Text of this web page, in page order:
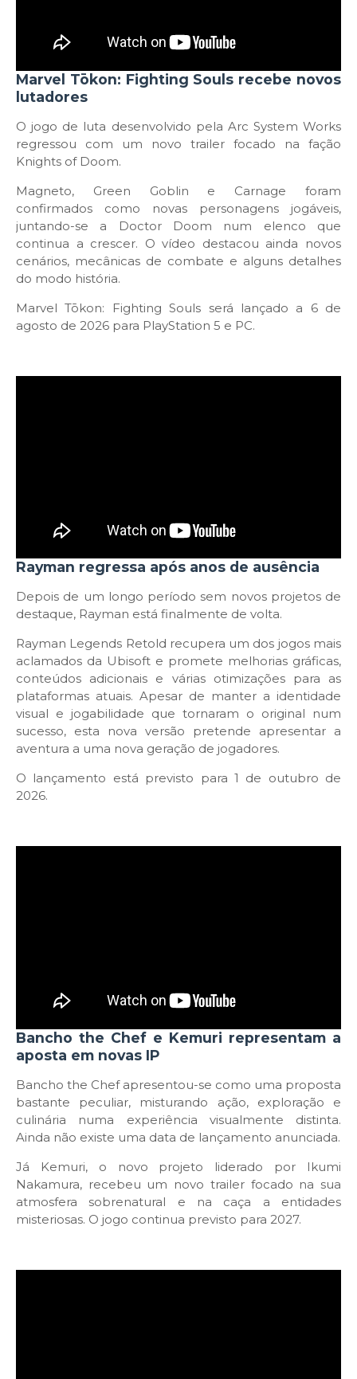
Marvel Tōkon: Fighting Souls recebe novos
lutadores
O jogo de luta desenvolvido pela Arc System Works
regressou com um novo trailer focado na fação
Knights of Doom.
Magneto, Green Goblin e Carnage foram
confirmados como novas personagens jogáveis,
juntando-se a Doctor Doom num elenco que
continua a crescer. O vídeo destacou ainda novos
cenários, mecânicas de combate e alguns detalhes
do modo história.
Marvel Tōkon: Fighting Souls será lançado a 6 de
agosto de 2026 para PlayStation 5 e PC.
Rayman regressa após anos de ausência
Depois de um longo período sem novos projetos de
destaque, Rayman está finalmente de volta.
Rayman Legends Retold recupera um dos jogos mais
aclamados da Ubisoft e promete melhorias gráficas,
conteúdos adicionais e várias otimizações para as
plataformas atuais. Apesar de manter a identidade
visual e jogabilidade que tornaram o original num
sucesso, esta nova versão pretende apresentar a
aventura a uma nova geração de jogadores.
O lançamento está previsto para 1 de outubro de
2026.
Bancho the Chef e Kemuri representam a
aposta em novas IP
Bancho the Chef apresentou-se como uma proposta
bastante peculiar, misturando ação, exploração e
culinária numa experiência visualmente distinta.
Ainda não existe uma data de lançamento anunciada.
Já Kemuri, o novo projeto liderado por Ikumi
Nakamura, recebeu um novo trailer focado na sua
atmosfera sobrenatural e na caça a entidades
misteriosas. O jogo continua previsto para 2027.